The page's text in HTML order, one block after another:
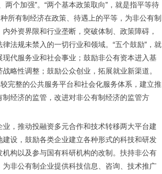
个加强”。“两个基本政策取向”，就是指平等待
所有制经济在政策、待遇上的平等，为非公有制
外资界限和行业垄断，突破体制、政策障碍，
法规未禁入的一切行业和领域。“五个鼓励”，就
代服务业和社会事业；鼓励非公有资本进入基
略性调整；鼓励公众创业，拓展就业新渠道。
完整的公共服务平台和社会化服务体系，建立推
经济的监管，改进对非公有制经济的监管方
，推动投融资多元合作和技术转移两大平台建
设，鼓励各类企业建立各种形式的科技和研发
构以及参与国有科研机构的改制。扶持非公有
非公有制企业提供科技信息、咨询、技术推广